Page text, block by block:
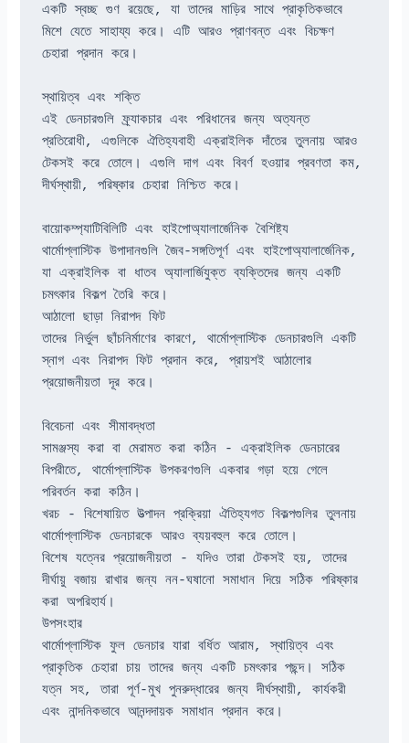
একটি স্বচ্ছ গুণ রয়েছে, যা তাদের মাড়ির সাথে প্রাকৃতিকভাবে
মিশে যেতে সাহায্য করে। এটি আরও প্রাণবন্ত এবং বিচক্ষণ
চেহারা প্রদান করে।
স্থায়িত্ব এবং শক্তি
এই ডেনচারগুলি ফ্র্যাকচার এবং পরিধানের জন্য অত্যন্ত
প্রতিরোধী, এগুলিকে ঐতিহ্যবাহী এক্রাইলিক দাঁতের তুলনায় আরও
টেকসই করে তোলে। এগুলি দাগ এবং বিবর্ণ হওয়ার প্রবণতা কম,
দীর্ঘস্থায়ী, পরিষ্কার চেহারা নিশ্চিত করে।
বায়োকম্প্যাটিবিলিটি এবং হাইপোঅ্যালার্জেনিক বৈশিষ্ট্য
থার্মোপ্লাস্টিক উপাদানগুলি জৈব-সঙ্গতিপূর্ণ এবং হাইপোঅ্যালার্জেনিক,
যা এক্রাইলিক বা ধাতব অ্যালার্জিযুক্ত ব্যক্তিদের জন্য একটি
চমৎকার বিকল্প তৈরি করে।
আঠালো ছাড়া নিরাপদ ফিট
তাদের নির্ভুল ছাঁচনির্মাণের কারণে, থার্মোপ্লাস্টিক ডেনচারগুলি একটি
স্নাগ এবং নিরাপদ ফিট প্রদান করে, প্রায়শই আঠালোর
প্রয়োজনীয়তা দূর করে।
বিবেচনা এবং সীমাবদ্ধতা
সামঞ্জস্য করা বা মেরামত করা কঠিন - এক্রাইলিক ডেনচারের
বিপরীতে, থার্মোপ্লাস্টিক উপকরণগুলি একবার গড়া হয়ে গেলে
পরিবর্তন করা কঠিন।
খরচ - বিশেষায়িত উত্পাদন প্রক্রিয়া ঐতিহ্যগত বিকল্পগুলির তুলনায়
থার্মোপ্লাস্টিক ডেনচারকে আরও ব্যয়বহুল করে তোলে।
বিশেষ যত্নের প্রয়োজনীয়তা - যদিও তারা টেকসই হয়, তাদের
দীর্ঘায়ু বজায় রাখার জন্য নন-ঘষানো সমাধান দিয়ে সঠিক পরিষ্কার
করা অপরিহার্য।
উপসংহার
থার্মোপ্লাস্টিক ফুল ডেনচার যারা বর্ধিত আরাম, স্থায়িত্ব এবং
প্রাকৃতিক চেহারা চায় তাদের জন্য একটি চমৎকার পছন্দ। সঠিক
যত্ন সহ, তারা পূর্ণ-মুখ পুনরুদ্ধারের জন্য দীর্ঘস্থায়ী, কার্যকরী
এবং নান্দনিকভাবে আনন্দদায়ক সমাধান প্রদান করে।